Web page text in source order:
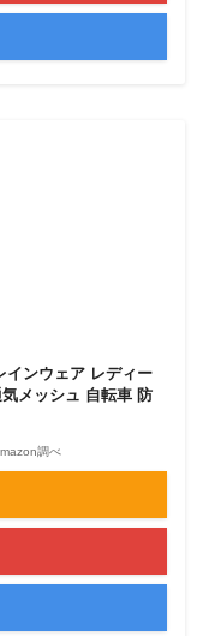
インウェア レディー
メッシュ 自転車 防
調べ